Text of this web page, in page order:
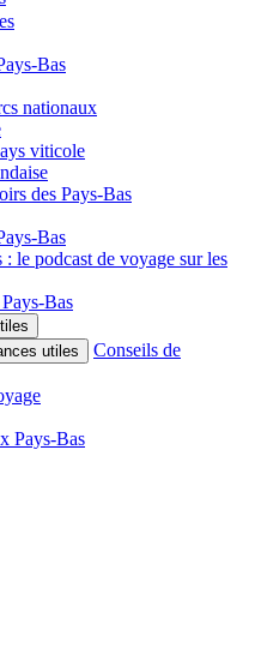
Bas
nationaux
viticole
des Pays-Bas
Bas
le podcast de voyage sur les
Bas
utiles
Conseils de
Pays-Bas